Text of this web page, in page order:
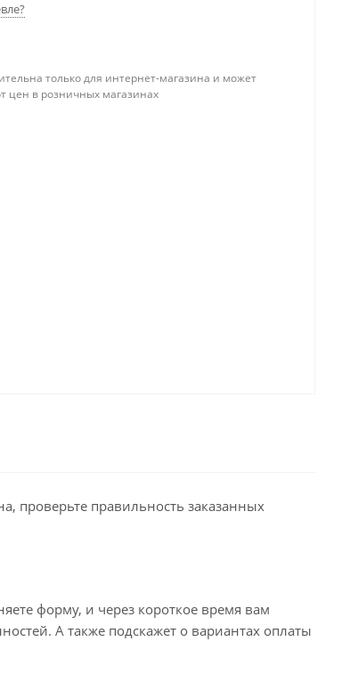
только для интернет-магазина и может
цен в розничных магазинах
проверьте правильность заказанных
форму, и через короткое время вам
А также подскажет о вариантах оплаты